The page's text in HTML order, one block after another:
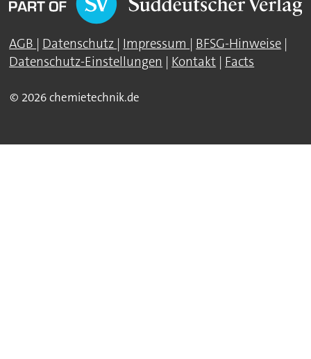
AGB | Datenschutz | Impressum | BFSG-Hinweise |
Datenschutz-Einstellungen | Kontakt | Facts
© 2026 chemietechnik.de